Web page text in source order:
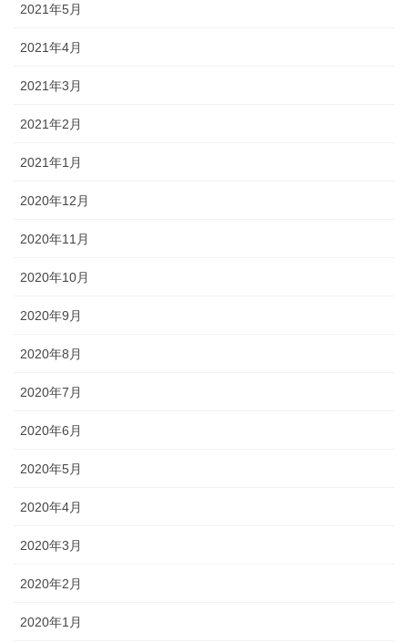
2021年5月
2021年4月
2021年3月
2021年2月
2021年1月
2020年12月
2020年11月
2020年10月
2020年9月
2020年8月
2020年7月
2020年6月
2020年5月
2020年4月
2020年3月
2020年2月
2020年1月